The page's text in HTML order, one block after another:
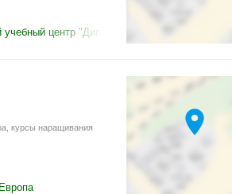
центр "Дива" Москва
курсы наращивания
location_on